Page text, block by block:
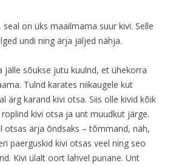
on üks maailmama suur kivi. Selle
undi ning ärja jäljed nähja.
jälle sõukse jutu kuulnd, et ühekorra
Tulnd karates niikaugele kut
ärg karand kivi otsa. Siis olle kivid kõik
kivi otsa ja unt muudkut järge.
otsas ärja õndsaks – tõmmand, näh,
paerguskid kivi otsas veel ning seo
Kivi ülalt oort lahvel punane. Unt